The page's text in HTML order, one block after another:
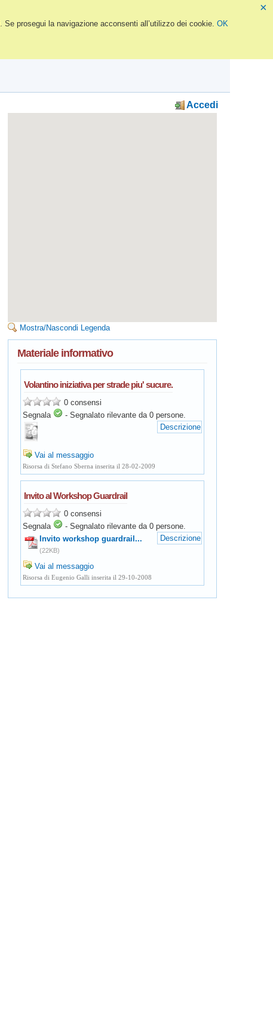
×
. Se prosegui la navigazione acconsenti all’utilizzo dei cookie. OK
Accedi
Mostra/Nascondi Legenda
Materiale informativo
Volantino iniziativa per strade piu' sucure.
0 consensi
Segnala
- Segnalato rilevante da 0 persone.
Descrizione
Vai al messaggio
Risorsa di Stefano Sberna inserita il 28-02-2009
Invito al Workshop Guardrail
0 consensi
Segnala
- Segnalato rilevante da 0 persone.
Descrizione
Invito workshop guardrail...
(22KB)
Vai al messaggio
Risorsa di Eugenio Galli inserita il 29-10-2008